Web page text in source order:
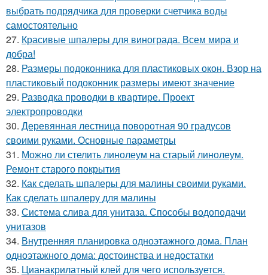
выбрать подрядчика для проверки счетчика воды
самостоятельно
27. Красивые шпалеры для винограда. Всем мира и
добра!
28. Размеры подоконника для пластиковых окон. Взор на
пластиковый подоконник размеры имеют значение
29. Разводка проводки в квартире. Проект
электропроводки
30. Деревянная лестница поворотная 90 градусов
своими руками. Основные параметры
31. Можно ли стелить линолеум на старый линолеум.
Ремонт старого покрытия
32. Как сделать шпалеры для малины своими руками.
Как сделать шпалеру для малины
33. Система слива для унитаза. Способы водоподачи
унитазов
34. Внутренняя планировка одноэтажного дома. План
одноэтажного дома: достоинства и недостатки
35. Цианакрилатный клей для чего используется.